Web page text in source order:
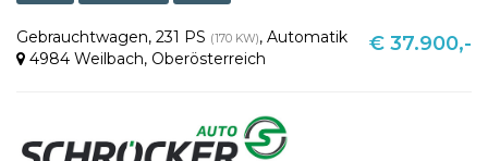
Gebrauchtwagen, 231 PS (170 KW), Automatik
4984 Weilbach, Oberösterreich
€ 37.900,-